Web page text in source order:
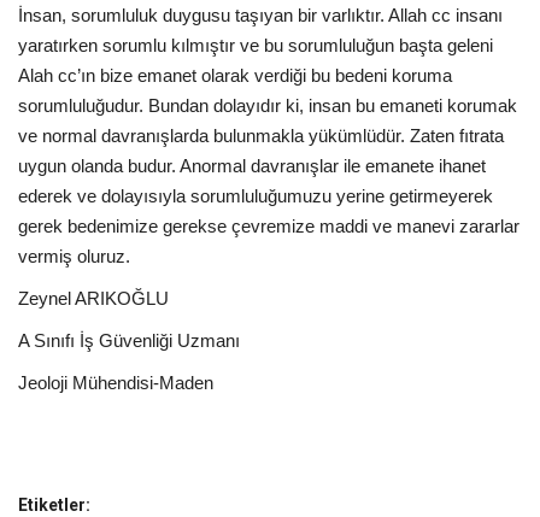
İnsan, sorumluluk duygusu taşıyan bir varlıktır. Allah cc insanı
yaratırken sorumlu kılmıştır ve bu sorumluluğun başta geleni
Alah cc’ın bize emanet olarak verdiği bu bedeni koruma
sorumluluğudur. Bundan dolayıdır ki, insan bu emaneti korumak
ve normal davranışlarda bulunmakla yükümlüdür. Zaten fıtrata
uygun olanda budur. Anormal davranışlar ile emanete ihanet
ederek ve dolayısıyla sorumluluğumuzu yerine getirmeyerek
gerek bedenimize gerekse çevremize maddi ve manevi zararlar
vermiş oluruz.
Zeynel ARIKOĞLU
A Sınıfı İş Güvenliği Uzmanı
Jeoloji Mühendisi-Maden
Etiketler: